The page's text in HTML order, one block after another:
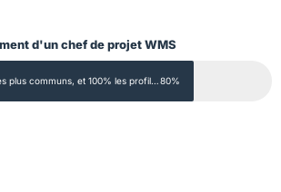
d'un chef de projet WMS
0% indiquant les profils les plus communs, et 100% les profils extrêmement rares80%